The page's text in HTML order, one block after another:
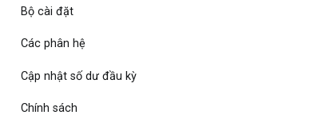
Bộ cài đặt
Các phân hệ
Cập nhật số dư đầu kỳ
Chính sách